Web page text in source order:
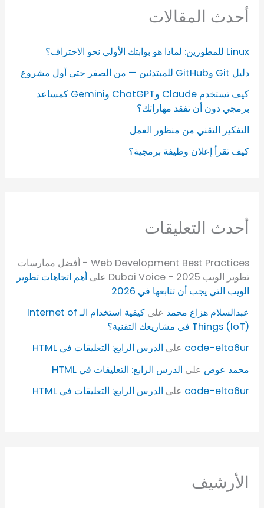
أحدث المقالات
Linux للمطورين: لماذا هو بوابتك الأولى نحو الاحتراف؟
دليل Git وGitHub للمبتدئين — من الصفر حتى أول مشروع
كيف تستخدم Claude وChatGPT وGemini كمساعد
برمجي دون أن تفقد مهاراتك؟
التفكير التقني من منظور العمل
كيف تقرأ إعلان وظيفة برمجية؟
أحدث التعليقات
Web Development Best Practices - أفضل ممارسات
تطوير الويب 2025 - Dubai Voice
علىأهم اتجاهات تطوير
الويب التي يجب أن تتابعها في 2026
عبدالسلام هزاع محمد على
كيفية استخدام الـ Internet of
Things (IoT) في مشاريعك التقنية؟
code-elta6ur على الدرس الرابع: التعليقات في HTML
محمد عوض على الدرس الرابع: التعليقات في HTML
code-elta6ur على الدرس الرابع: التعليقات في HTML
الأرشيف